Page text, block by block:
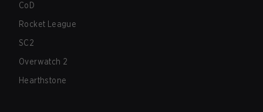
CoD
Rocket League
SC2
Overwatch 2
Hearthstone